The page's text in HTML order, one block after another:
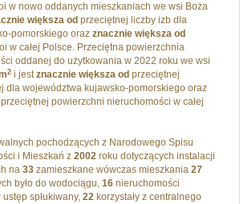
w nowo oddanych mieszkaniach we wsi Boża
większa od przeciętnej liczby izb dla
pomorskiego oraz znacznie większa od
w całej Polsce. Przeciętna powierzchnia
oddanej do użytkowania w 2022 roku we wsi
2 i jestznacznie większa od przeciętnej
dla województwa kujawsko-pomorskiego oraz
przeciętnej powierzchni nieruchomości w całej
pochodzących z Narodowego Spisu
i Mieszkań z 2002 roku dotyczących instalacji
na 33 zamieszkane wówczas mieszkania 27
było do wodociągu, 16 nieruchomości
spłukiwany, 22 korzystały z centralnego